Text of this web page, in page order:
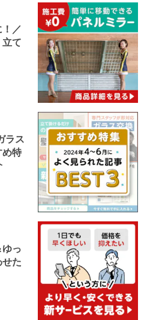
／
て
ラス
特
っ
た